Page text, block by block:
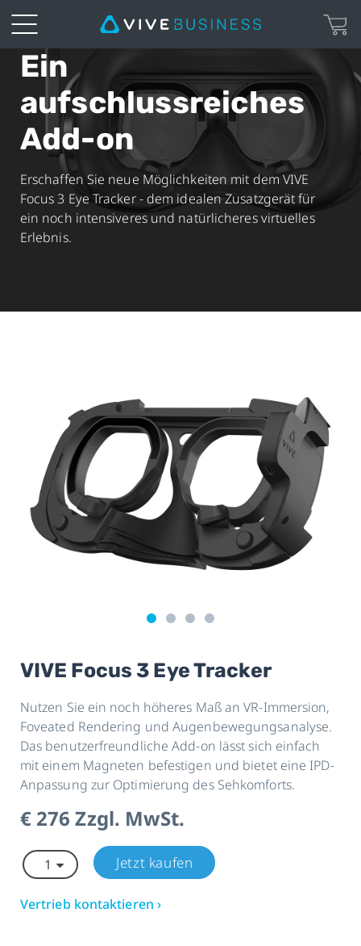
VIVE
Focus
3
Eye
Tracker
Ein
aufschlussreiches
Add-on
Erschaffen Sie neue Möglichkeiten mit dem VIVE
Focus 3 Eye Tracker - dem idealen Zusatzgerät für
ein noch intensiveres und natürlicheres virtuelles
Erlebnis.
VIVE Focus 3 Eye Tracker
Nutzen Sie ein noch höheres Maß an VR-Immersion,
Foveated Rendering und Augenbewegungsanalyse.
Das benutzerfreundliche Add-on lässt sich einfach
mit einem Magneten befestigen und bietet eine IPD-
Anpassung zur Optimierung des Sehkomforts.
€ 276 Zzgl. MwSt.
Jetzt kaufen
Vertrieb kontaktieren ›